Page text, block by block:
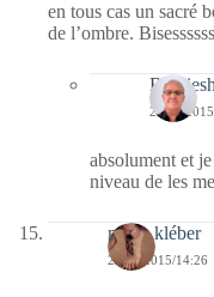
en tous cas un sacré
de l’ombre.
24/10/
absolument et
niveau de les
marie kléber
23/10/2015/14:26